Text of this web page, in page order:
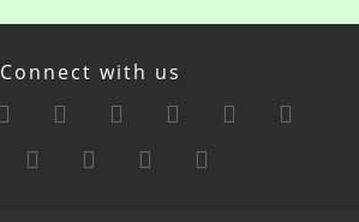
Connect with us